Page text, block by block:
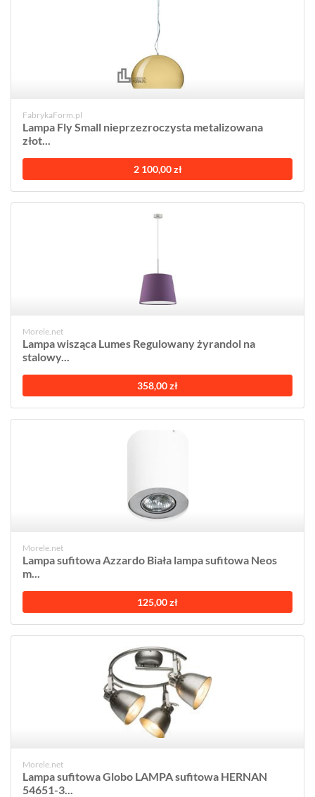
FabrykaForm.pl
Lampa Fly Small nieprzezroczysta metalizowana
złot...
2 100,00 zł
Morele.net
Lampa wisząca Lumes Regulowany żyrandol na
stalowy...
358,00 zł
Morele.net
Lampa sufitowa Azzardo Biała lampa sufitowa Neos
m...
125,00 zł
Morele.net
Lampa sufitowa Globo LAMPA sufitowa HERNAN
54651-3...